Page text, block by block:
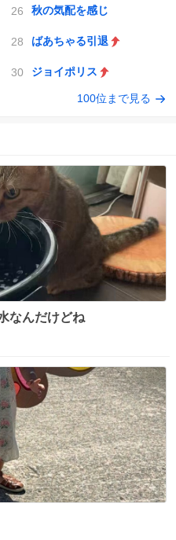
秋の気配を感じ
ばあちゃる引退
ジョイポリス
100位まで見る
なんだけどね